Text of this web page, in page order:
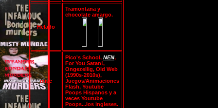
Helado
Tramontana y
chocolate amargo.
misc
Pico's School, NEN,
For You Satan!,
Ongezellig, Old Web
(1990s-2010s),
Juegos/Animaciones
Flash, Youtube
Poops Hispanos y a
veces Youtube
Poops...los ingleses.